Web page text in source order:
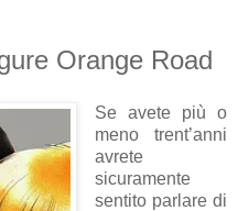
Orange Road
Se avete più o
meno trent’anni
avrete
sicuramente
sentito parlare di